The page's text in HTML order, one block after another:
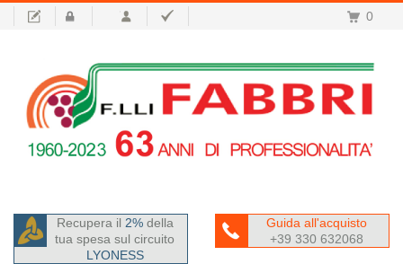
0
Recupera il 2%della
tua spesa sul circuito
LYONESS
Guida all'acquisto
+39 330 632068